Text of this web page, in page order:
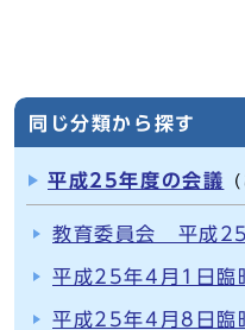
同じ分類から探す
平成25年度の会議
教育委員会 平成25
平成25年4月1日臨
平成25年4月8日臨